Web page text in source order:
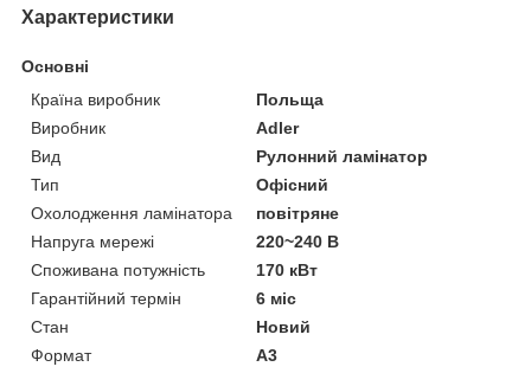
Характеристики
Основні
Країна виробник
Польща
Виробник
Adler
Вид
Рулонний ламінатор
Тип
Офісний
Охолодження ламінатора
повітряне
Напруга мережі
220~240 В
Споживана потужність
170 кВт
Гарантійний термін
6 міс
Стан
Новий
Формат
A3